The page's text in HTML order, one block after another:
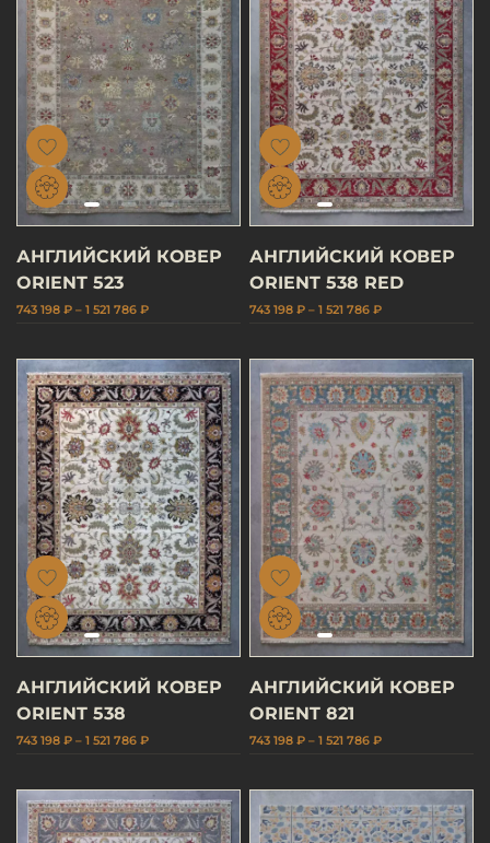
АНГЛИЙСКИЙ КОВЕР
ORIENT 523
743 198 ₽ – 1 521 786 ₽
АНГЛИЙСКИЙ КОВЕР
ORIENT 538 RED
743 198 ₽ – 1 521 786 ₽
АНГЛИЙСКИЙ КОВЕР
ORIENT 538
743 198 ₽ – 1 521 786 ₽
АНГЛИЙСКИЙ КОВЕР
ORIENT 821
743 198 ₽ – 1 521 786 ₽